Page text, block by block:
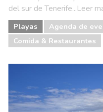
del sur de Tenerife...Leer
Playas
Agenda de
Comida & Restaurantes